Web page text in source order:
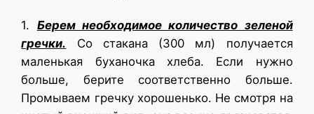
1. Берем необходимое количество зеленой
гречки. Со стакана (300 мл) получается
маленькая буханочка хлеба. Если нужно
больше, берите соответственно больше.
Промываем гречку хорошенько. Не смотря на